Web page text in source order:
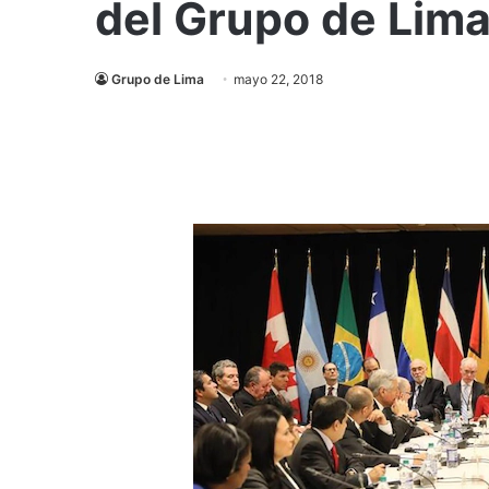
del Grupo de
Grupo de Lima mayo 22, 2018